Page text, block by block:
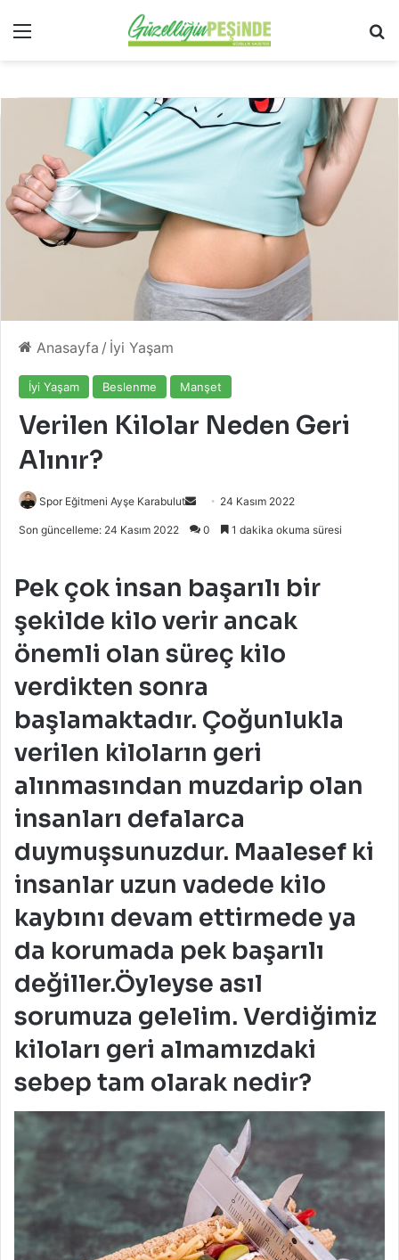
Menü
Anasayfa / İyi Yaşam
İyi Yaşam Beslenme Manşet
Verilen Kilolar Neden Geri
Alınır?
Spor Eğitmeni Ayşe Karabulut
Bir
24 Kasım 2022
Son güncelleme: 24 Kasım 2022 0 1 dakika okuma süresi
Pek çok insan başarılı bir
şekilde kilo verir ancak
önemli olan süreç kilo
verdikten sonra
başlamaktadır. Çoğunlukla
verilen kiloların geri
alınmasından muzdarip olan
insanları defalarca
duymuşsunuzdur. Maalesef ki
insanlar uzun vadede kilo
kaybını devam ettirmede ya
da korumada pek başarılı
değiller.Öyleyse asıl
sorumuza gelelim. Verdiğimiz
kiloları geri almamızdaki
sebep tam olarak nedir?